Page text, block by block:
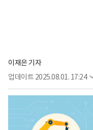
이재은 기자
업데이트 2025.08.01. 17:24